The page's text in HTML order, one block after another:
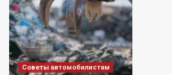
Советы автомобилистам